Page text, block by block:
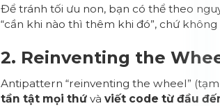
Để tránh tối ưu non, bạn có thể theo
“cần khi nào thì thêm khi đó”, chứ không
2. Reinventing the
Antipattern “reinventing the wheel”
tần tật mọi thứ vàviết code từ đầu